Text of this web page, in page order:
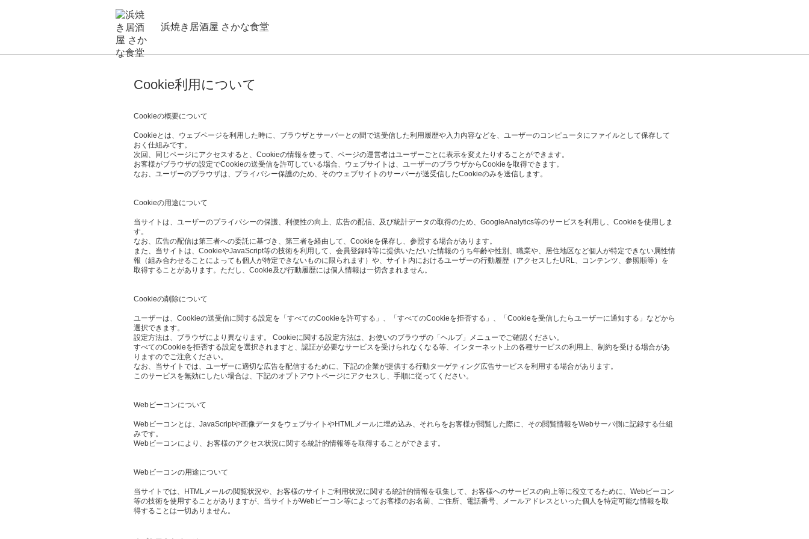
浜焼き居酒屋 さかな食堂
Cookie利用について
Cookieの概要について
Cookieとは、ウェブページを利用した時に、ブラウザとサーバーとの間で送受信した利用履歴や入力内容などを、ユーザーのコンピュータにファイルとして保存して
おく仕組みです。
次回、同じページにアクセスすると、Cookieの情報を使って、ページの運営者はユーザーごとに表示を変えたりすることができます。
お客様がブラウザの設定でCookieの送受信を許可している場合、ウェブサイトは、ユーザーのブラウザからCookieを取得できます。
なお、ユーザーのブラウザは、プライバシー保護のため、そのウェブサイトのサーバーが送受信したCookieのみを送信します。
Cookieの用途について
当サイトは、ユーザーのプライバシーの保護、利便性の向上、広告の配信、及び統計データの取得のため、GoogleAnalytics等のサービスを利用し、Cookieを使用しま
す。
なお、広告の配信は第三者への委託に基づき、第三者を経由して、Cookieを保存し、参照する場合があります。
また、当サイトは、CookieやJavaScript等の技術を利用して、会員登録時等に提供いただいた情報のうち年齢や性別、職業や、居住地区など個人が特定できない属性情
報（組み合わせることによっても個人が特定できないものに限られます）や、サイト内におけるユーザーの行動履歴（アクセスしたURL、コンテンツ、参照順等）を
取得することがあります。ただし、Cookie及び行動履歴には個人情報は一切含まれません。
Cookieの削除について
ユーザーは、Cookieの送受信に関する設定を「すべてのCookieを許可する」、「すべてのCookieを拒否する」、「Cookieを受信したらユーザーに通知する」などから
選択できます。
設定方法は、ブラウザにより異なります。 Cookieに関する設定方法は、お使いのブラウザの「ヘルプ」メニューでご確認ください。
すべてのCookieを拒否する設定を選択されますと、認証が必要なサービスを受けられなくなる等、インターネット上の各種サービスの利用上、制約を受ける場合があ
りますのでご注意ください。
なお、当サイトでは、ユーザーに適切な広告を配信するために、下記の企業が提供する行動ターゲティング広告サービスを利用する場合があります。
このサービスを無効にしたい場合は、下記のオプトアウトページにアクセスし、手順に従ってください。
Webビーコンについて
Webビーコンとは、JavaScriptや画像データをウェブサイトやHTMLメールに埋め込み、それらをお客様が閲覧した際に、その閲覧情報をWebサーバ側に記録する仕組
みです。
Webビーコンにより、お客様のアクセス状況に関する統計的情報等を取得することができます。
Webビーコンの用途について
当サイトでは、HTMLメールの閲覧状況や、お客様のサイトご利用状況に関する統計的情報を収集して、お客様へのサービスの向上等に役立てるために、Webビーコン
等の技術を使用することがありますが、当サイトがWebビーコン等によってお客様のお名前、ご住所、電話番号、メールアドレスといった個人を特定可能な情報を取
得することは一切ありません。